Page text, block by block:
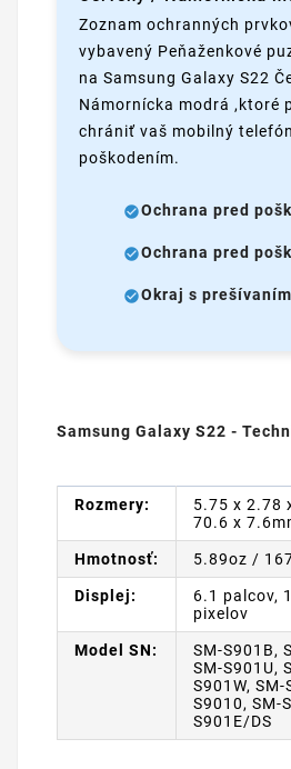
Zoznam ochranných
vybavený Peňaženkové
na Samsung Galaxy S22
Námornícka modrá ,ktoré
chrániť vaš mobilný
poškodením.
Ochrana pred
Ochrana pred
Okraj s prešívaním
Samsung Galaxy S22 -
Rozmery:
5.75 x 2.78
70.6 x
Hmotnosť: 5.89oz /
Displej:
6.1 palcov,
pixelov
Model SN:
SM-S901B,
SM-S901U,
S901W, SM-
S9010, SM-
S901E/DS